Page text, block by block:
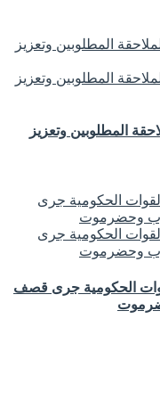
المطلوبين وتعزيز
الحكومية جرى قصف